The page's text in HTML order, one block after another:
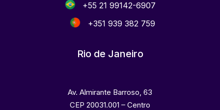
+55 21 99142-6907
+351 939 382 759
Rio de Janeiro
Av. Almirante Barroso, 63
CEP 20031.001 – Centro